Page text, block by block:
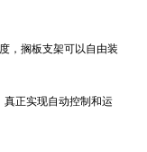
，搁板支架可以自由装
真正实现自动控制和运